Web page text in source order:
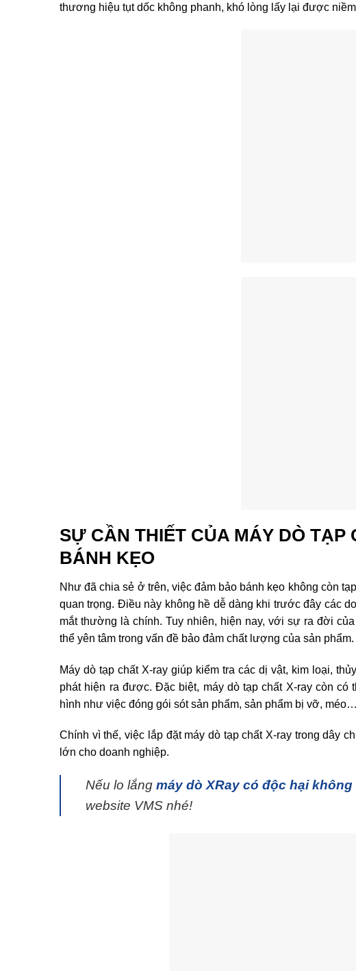
thương hiệu tụt dốc không phanh, khó lòng lấy lại được
SỰ CẦN THIẾT CỦA MÁY DÒ TẠP
BÁNH KẸO
Như đã chia sẻ ở trên, việc đảm bảo bánh kẹo không còn
quan trọng. Điều này không hề dễ dàng khi trước đây các
mắt thường là chính. Tuy nhiên, hiện nay, với sự ra đời của
thể yên tâm trong vấn đề bảo đảm chất lượng của sản phẩm.
Máy dò tạp chất X-ray giúp kiểm tra các dị vật, kim loại,
phát hiện ra được. Đặc biệt, máy dò tạp chất X-ray còn
hình như việc đóng gói sót sản phẩm, sản phẩm bị vỡ, méo…
Chính vì thế, việc lắp đặt máy dò tạp chất X-ray trong dây
lớn cho doanh nghiệp.
Nếu lo lắng máy dò XRay có độc hại không
website VMS nhé!